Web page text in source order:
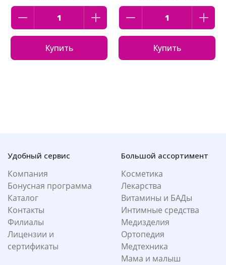
Купить Купить
Удобный сервис
Компания
Бонусная программа
Каталог
Контакты
Филиалы
Лицензии и
сертификаты
Большой ассортимент
Косметика
Лекарства
Витамины и БАДы
Интимные средства
Медизделия
Ортопедия
Медтехника
Мама и малыш